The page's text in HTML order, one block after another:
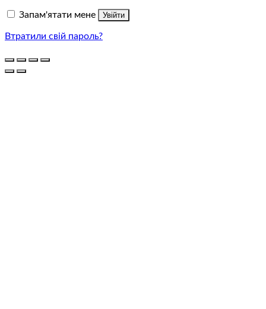
Запам'ятати мене Увійти
Втратили свій пароль?